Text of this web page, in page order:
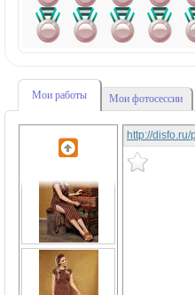
Мои работы Мои фотосессии
http://